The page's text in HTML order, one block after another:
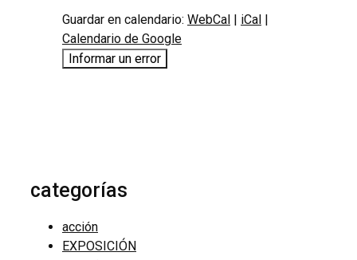
Guardar en calendario: WebCal | iCal |
Calendario de Google
Informar un error
categorías
acción
EXPOSICIÓN